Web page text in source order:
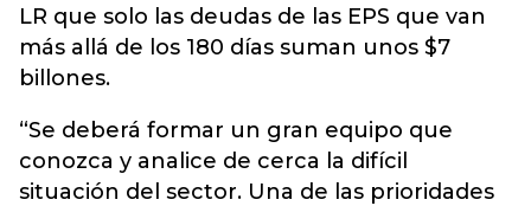
LR que solo las deudas de las EPS que van
más allá de los 180 días suman unos $7
billones.
“Se deberá formar un gran equipo que
conozca y analice de cerca la difícil
situación del sector. Una de las prioridades